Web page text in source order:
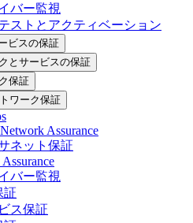
バー監視
ストとアクティベーション
ビスの保証
とサービスの保証
保証
ワーク保証
Assurance
ネット保証
バー監視
証
ス保証